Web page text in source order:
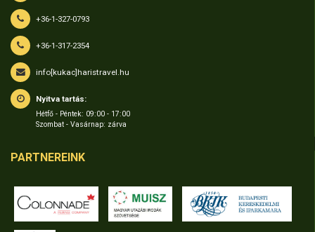
+36-1-327-0793
+36-1-317-2354
info[kukac]haristravel.hu
Nyitva tartás:
Hétfő - Péntek: 09:00 - 17:00
Szombat - Vasárnap: zárva
PARTNEREINK